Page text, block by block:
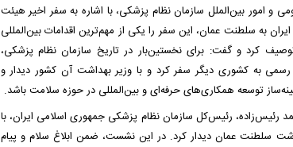
و امور بین‌الملل سازمان نظام پزشکی، با اشاره به سفر اخیر هیئت
به سلطنت عمان، این سفر را یکی از مهم‌ترین اقدامات بین‌المللی
کرد و گفت: برای نخستین‌بار در تاریخ سازمان نظام پزشکی،
به کشوری دیگر سفر کرد و با وزیر بهداشت آن کشور دیدار و
توسعه همکاری‌های حرفه‌ای و بین‌المللی در حوزه سلامت باشد.
رئیس‌زاده، رئیس‌کل سازمان نظام پزشکی جمهوری اسلامی ایران، با
سلطنت عمان دیدار کرد. در این نشست، ضمن ابلاغ سلام و پیام